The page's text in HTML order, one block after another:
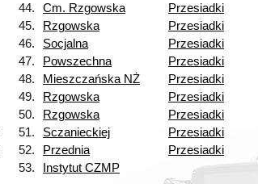
44. Cm. Rzgowska
Przesiadki
45. Rzgowska
Przesiadki
46. Socjalna
Przesiadki
47. Powszechna
Przesiadki
48. Mieszczańska NŻ
Przesiadki
49. Rzgowska
Przesiadki
50. Rzgowska
Przesiadki
51. Sczanieckiej
Przesiadki
52. Przednia
Przesiadki
53.
Instytut CZMP